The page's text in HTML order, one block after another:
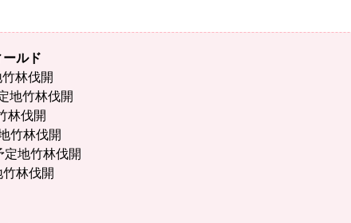
ルド
林伐開
竹林伐開
伐開
竹林伐開
地竹林伐開
林伐開